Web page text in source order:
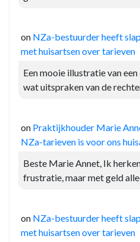
on NZa-bestuurder heeft
met huisartsen over tarieven
Een mooie illustratie van
wat uitspraken van de
on Praktijkhouder Marie
NZa-tarieven is voor ons
Beste Marie Annet, Ik
frustratie, maar met geld
on NZa-bestuurder heeft
met huisartsen over tarieven